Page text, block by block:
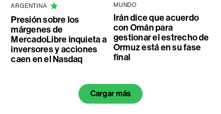
ARGENTINA
Presión sobre los
márgenes de
MercadoLibre inquieta a
inversores y acciones
caen en el Nasdaq
MUNDO
Irán dice que acuerdo
con Omán para
gestionar el estrecho de
Ormuz está en su fase
final
Cargar más